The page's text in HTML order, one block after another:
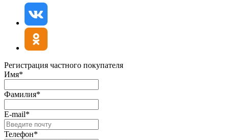
Регистрация частного покупателя
Имя*
Фамилия*
E-mail*
Телефон*